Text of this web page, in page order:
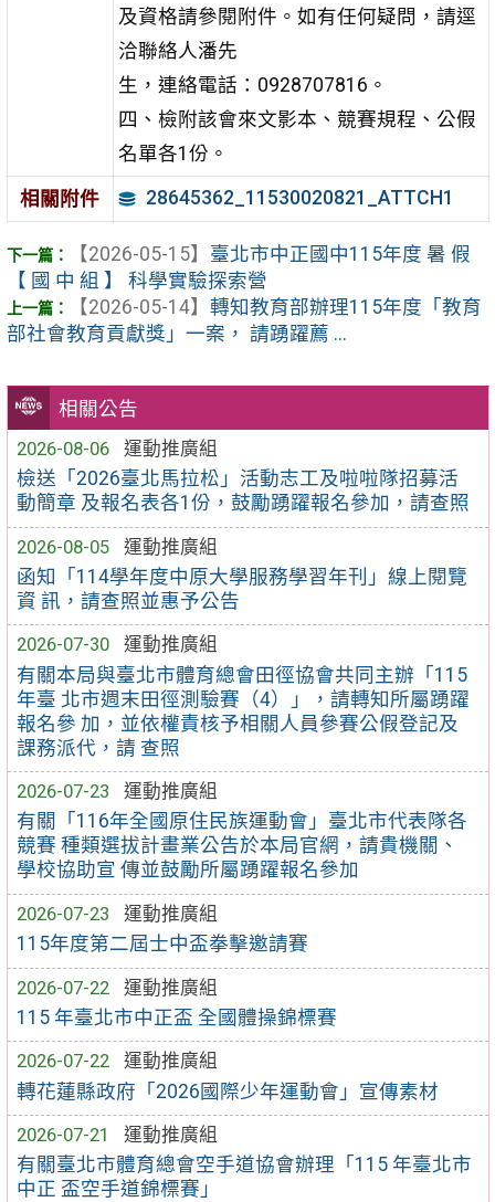
相關公告
2026-08-06
運動推廣組
檢送「2026臺北馬拉松」活動志工及啦啦隊招募活
動簡章 及報名表各1份，鼓勵踴躍報名參加，請查照
2026-08-05
運動推廣組
函知「114學年度中原大學服務學習年刊」線上閱覽
資 訊，請查照並惠予公告
2026-07-30
運動推廣組
有關本局與臺北市體育總會田徑協會共同主辦「115
年臺 北市週末田徑測驗賽（4）」，請轉知所屬踴躍
報名參 加，並依權責核予相關人員參賽公假登記及
課務派代，請 查照
2026-07-23
運動推廣組
有關「116年全國原住民族運動會」臺北市代表隊各
競賽 種類選拔計畫業公告於本局官網，請貴機關、
學校協助宣 傳並鼓勵所屬踴躍報名參加
2026-07-23
運動推廣組
115年度第二屆士中盃拳擊邀請賽
2026-07-22
運動推廣組
115 年臺北市中正盃 全國體操錦標賽
2026-07-22
運動推廣組
轉花蓮縣政府「2026國際少年運動會」宣傳素材
2026-07-21
運動推廣組
有關臺北市體育總會空手道協會辦理「115 年臺北市
中正 盃空手道錦標賽」
及資格請參閱附件。如有任何疑問，請逕
洽聯絡人潘先
生，連絡電話：0928707816。
四、檢附該會來文影本、競賽規程、公假
名單各1份。
相關附件 28645362_11530020821_ATTCH1
【2026-05-15】 臺北市中正國中115年度 暑 假
【 國 中 組 】 科學實驗探索營
【2026-05-14】 轉知教育部辦理115年度「教育
部社會教育貢獻獎」一案， 請踴躍薦 ...